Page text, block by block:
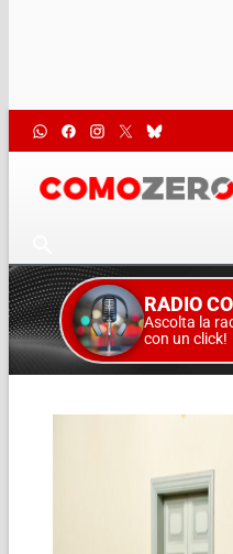
RADIO
Ascolta la
con un click!